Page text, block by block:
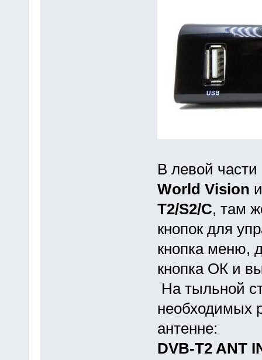
В левой части
World Vision
T2/S2/C, там
кнопок для
кнопка меню,
кнопка ОК и
На тыльной
необходимых
антенне:
DVB-T2 ANT